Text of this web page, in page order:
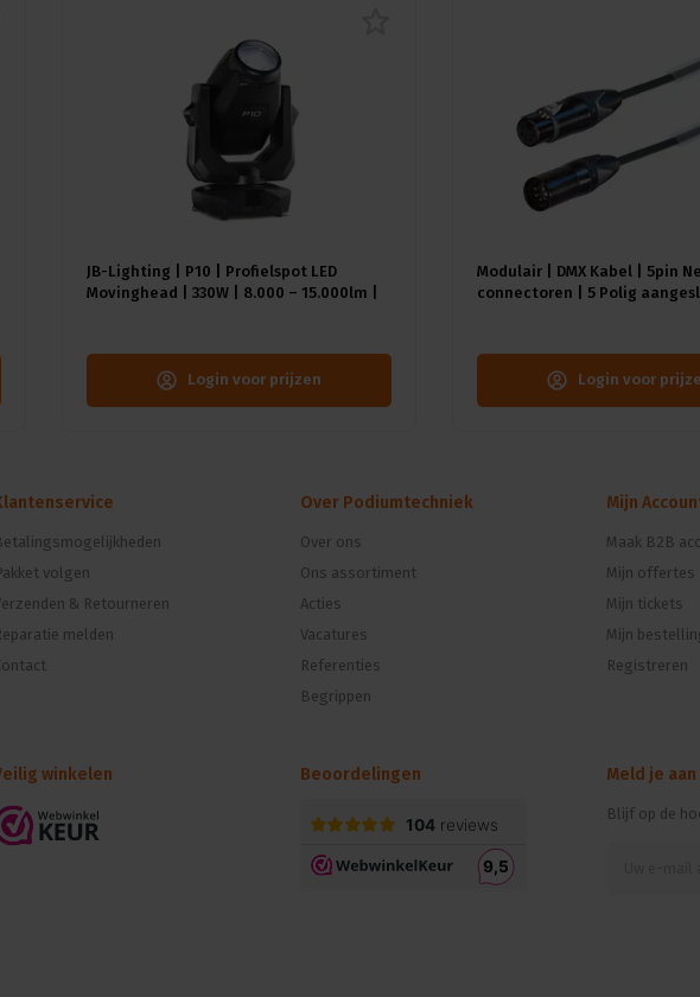
JB-Lighting | P10 | Profielspot LED
Movinghead | 330W | 8.000 – 15.000lm |
Login voor prijzen
Modulair | DMX Kabel | 5pin
connectoren | 5 Polig
Login voor
volgen
& Retourneren
melden
Over Podiumtechniek
Over ons
Ons assortiment
Acties
Vacatures
Referenties
Begrippen
Mijn
Maak B2B
Mijn offertes
Mijn tickets
Mijn
Registreren
winkelen Beoordelingen Meld je
Blijf op de